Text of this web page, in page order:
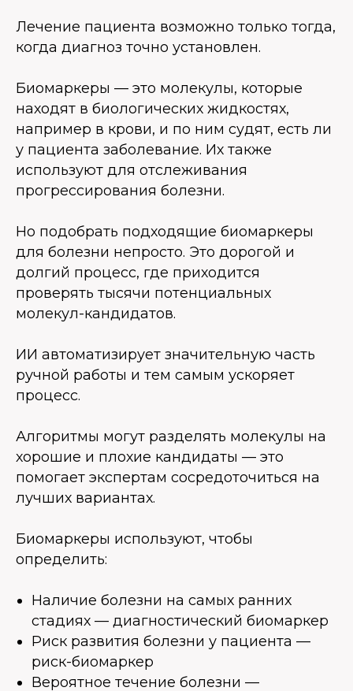
Лечение пациента возможно только тогда,
когда диагноз точно установлен.
Биомаркеры — это молекулы, которые
находят в биологических жидкостях,
например в крови, и по ним судят, есть ли
у пациента заболевание. Их также
используют для отслеживания
прогрессирования болезни.
Но подобрать подходящие биомаркеры
для болезни непросто. Это дорогой и
долгий процесс, где приходится
проверять тысячи потенциальных
молекул-кандидатов.
ИИ автоматизирует значительную часть
ручной работы и тем самым ускоряет
процесс.
Алгоритмы могут разделять молекулы на
хорошие и плохие кандидаты — это
помогает экспертам сосредоточиться на
лучших вариантах.
Биомаркеры используют, чтобы
определить:
Наличие болезни на самых ранних
стадиях — диагностический биомаркер
Риск развития болезни у пациента —
риск-биомаркер
Вероятное течение болезни —